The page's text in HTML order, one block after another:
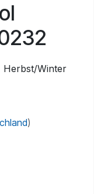
Herbst/Winter
)